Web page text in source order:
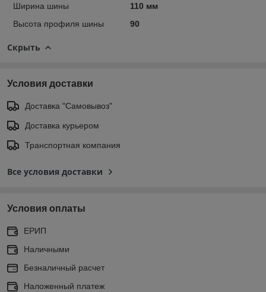
Ширина шины
110 мм
Высота профиля шины
90
Скрыть
Условия доставки
Доставка "Самовывоз"
Доставка курьером
Транспортная компания
Все условия доставки
Условия оплаты
ЕРИП
Наличными
Безналичный расчет
Наложенный платеж